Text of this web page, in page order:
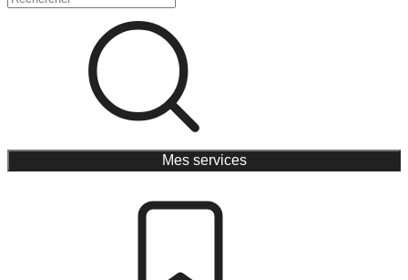
Mes services